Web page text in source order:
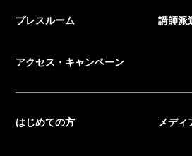
プレスルーム 講師派
アクセス・キャンペーン
はじめての方 メディ